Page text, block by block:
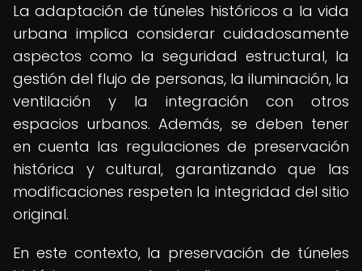
La adaptación de túneles históricos a la vida
urbana implica considerar cuidadosamente
aspectos como la seguridad estructural, la
gestión del flujo de personas, la iluminación, la
ventilación y la integración con otros
espacios urbanos. Además, se deben tener
en cuenta las regulaciones de preservación
histórica y cultural, garantizando que las
modificaciones respeten la integridad del sitio
original.
En este contexto, la preservación de túneles